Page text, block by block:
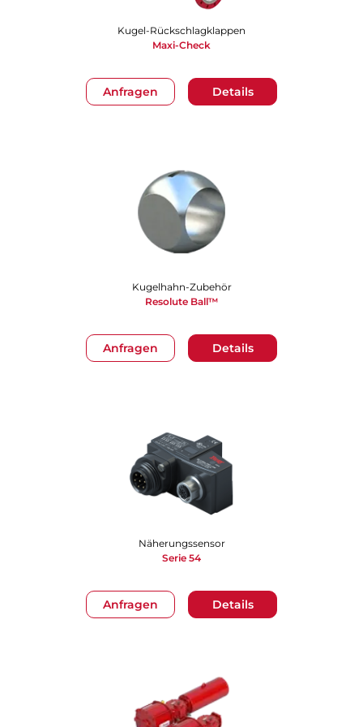
Anfragen Details
Kugel-Rückschlagklappen​​​​​​​
Maxi-Check
Anfragen Details
Kugelhahn-Zubehör
Resolute Ball™
Anfragen Details
Näherungssensor
Serie 54